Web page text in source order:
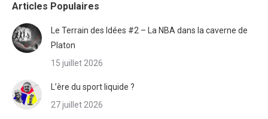
Articles Populaires
Le Terrain des Idées #2 – La NBA dans la caverne de
Platon
15 juillet 2026
L’ère du sport liquide ?
27 juillet 2026